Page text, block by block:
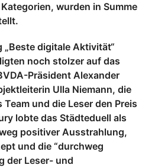
wurden in Summe
digitale Aktivität“
noch stolzer auf das
Präsident Alexander
Ulla Niemann, die
und die Leser den Preis
lobte das Städteduell als
positiver Ausstrahlung,
und die “durchweg
der Leser- und